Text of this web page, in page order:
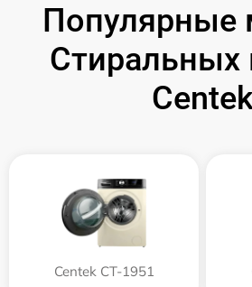
Популярные
Centek CT-1951